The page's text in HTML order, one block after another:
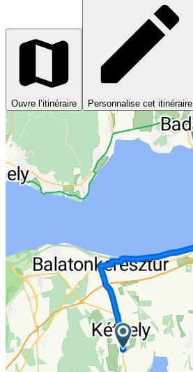
Ouvre l’itinéraire Personnalise cet itinéraire